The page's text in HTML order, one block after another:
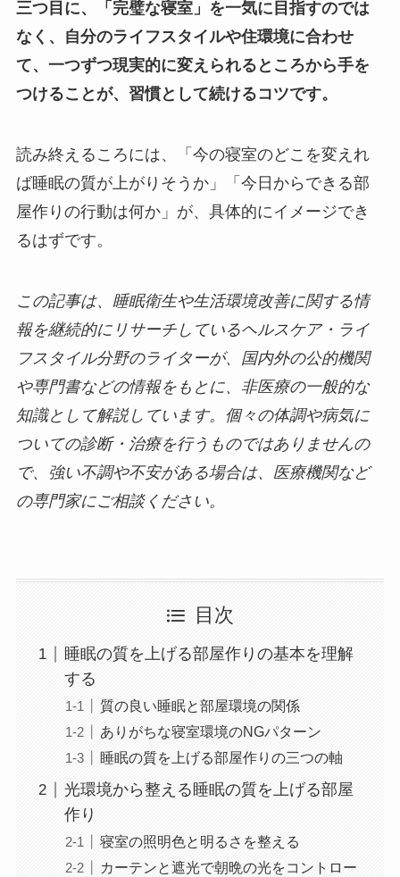
三つ目に、「完璧な寝室」を一気に目指すのでは
なく、自分のライフスタイルや住環境に合わせ
て、一つずつ現実的に変えられるところから手を
つけることが、習慣として続けるコツです。
読み終えるころには、「今の寝室のどこを変えれ
ば睡眠の質が上がりそうか」「今日からできる部
屋作りの行動は何か」が、具体的にイメージでき
るはずです。
この記事は、睡眠衛生や生活環境改善に関する情
報を継続的にリサーチしているヘルスケア・ライ
フスタイル分野のライターが、国内外の公的機関
や専門書などの情報をもとに、非医療の一般的な
知識として解説しています。個々の体調や病気に
ついての診断・治療を行うものではありませんの
で、強い不調や不安がある場合は、医療機関など
の専門家にご相談ください。
目次
睡眠の質を上げる部屋作りの基本を理解
する
質の良い睡眠と部屋環境の関係
ありがちな寝室環境のNGパターン
睡眠の質を上げる部屋作りの三つの軸
光環境から整える睡眠の質を上げる部屋
作り
寝室の照明色と明るさを整える
カーテンと遮光で朝晩の光をコントロー